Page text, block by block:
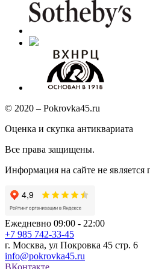
© 2020 – Pokrovka45.ru
Оценка и скупка антиквариата
Все права защищены.
Информация на сайте не является
Ежедневно 09:00 - 22:00
+7 985 742-33-45
г. Москва, ул Покровка 45 стр. 6
info@pokrovka45.ru
ВКонтакте